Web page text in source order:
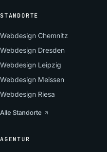
STANDORTE
Webdesign Chemnitz
Webdesign Dresden
Webdesign Leipzig
Webdesign Meissen
Webdesign Riesa
Alle Standorte
AGENTUR